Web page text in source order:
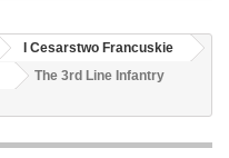
I Cesarstwo Francuskie
The 3rd Line Infantry